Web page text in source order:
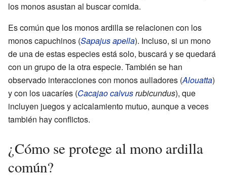
los monos asustan al buscar comida.
Es común que los monos ardilla se relacionen con los
monos capuchinos (Sapajus apella). Incluso, si un mono
de una de estas especies está solo, buscará y se quedará
con un grupo de la otra especie. También se han
observado interacciones con monos aulladores (Alouatta)
y con los uacaríes (Cacajao calvusrubicundus), que
incluyen juegos y acicalamiento mutuo, aunque a veces
también hay conflictos.
¿Cómo se protege al mono ardilla
común?